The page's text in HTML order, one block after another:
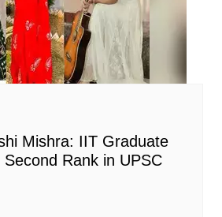
Mishra: IIT Graduate
Rank in UPSC